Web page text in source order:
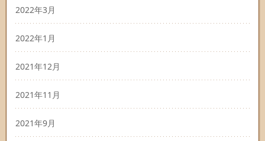
2022年3月
2022年1月
2021年12月
2021年11月
2021年9月